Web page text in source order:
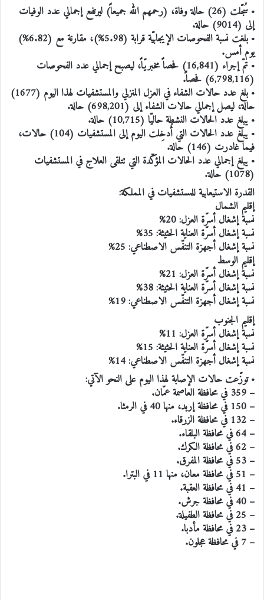
• سُجّلت (26) حالة وفاة، (رحمهم الله جميعاً) ليرتفع إجمالي عدد الوفيات
إلى (9014) حالة.
• بلغت نسبة الفحوصات الإيجابيّة قرابة (5.98%)، مقارنة مع (6.82%)
يوم أمس.
• تمّ إجراء (16,841) فحصاً مخبريّاً، ليصبح إجمالي عدد الفحوصات
(6,798,116) فحصاً.
• بلغ عدد حالات الشفاء في العزل المنزلي والمستشفيات لهذا اليوم (1677)
حالة، ليصل إجمالي حالات الشفاء إلى (698,201) حالة.
• يبلغ عدد الحالات النشطة حاليّا (10,715) حالة.
• يبلغ عدد الحالات التي أُدخِلت اليوم إلى المستشفيات (104) حالات،
فيما غادرت (146) حالة.
• يبلغ إجمالي عدد الحالات المؤكّدة التي تتلقى العلاج في المستشفيات
(1078) حالة.
القدرة الاستيعابية للمستشفيات في المملكة:
إقليم الشمال
نسبة إشغال أسرّة العزل: 20%
نسبة إشغال أسرّة العناية الحثيثة: 35%
نسبة إشغال أجهزة التنفّس الاصطناعي: 25%
إقليم الوسط
نسبة إشغال أسرّة العزل: 21%
نسبة إشغال أسرّة العناية الحثيثة: 38%
نسبة إشغال أجهزة التنفّس الاصطناعي: 19%
إقليم الجنوب
نسبة إشغال أسرّة العزل: 11%
نسبة إشغال أسرّة العناية الحثيثة: 15%
نسبة إشغال أجهزة التنفّس الاصطناعي: 14%
• توزّعت حالات الإصابة لهذا اليوم على النحو الآتي:
– 359 في محافظة العاصمة عمّان.
– 150 في محافظة إربد، منها 40 في الرمثا.
– 132 في محافظة الزرقاء.
– 64 في محافظة البلقاء.
– 62 في محافظة الكرك.
– 53 في محافظة المفرق.
– 51 في محافظة معان، منها 11 في البترا.
– 41 في محافظة العقبة.
– 40 في محافظة جرش.
– 25 في محافظة الطفيلة.
– 23 في محافظة مأدبا.
– 7 في محافظة عجلون.